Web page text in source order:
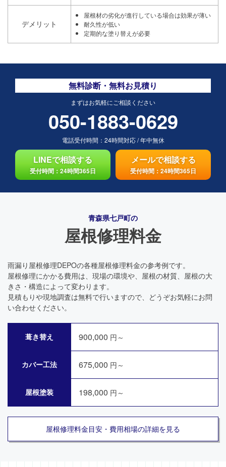
デメリット
屋根材の劣化が進行している場合は効果が薄い
耐久性が低い
定期的な塗り替えが必要
無料診断・無料お見積り
まずはお気軽にご相談ください
050-1883-0629
電話受付時間： 24時間対応/年中無休
LINEで相談する
受付時間：24時間365日
メールで相談する
受付時間：24時間365日
青森県七戸町の
屋根修理料金
雨漏り屋根修理DEPOの各種屋根修理料金の参考例です。
屋根修理にかかる費用は、現場の環境や、屋根の材質、屋根の大
きさ・構造によって変わります。
見積もりや現地調査は無料で行いますので、どうぞお気軽にお問
い合わせください。
葺き替え 900,000 円～
カバー工法 675,000 円～
屋根塗装 198,000 円～
屋根修理料金目安・費用相場の詳細を見る